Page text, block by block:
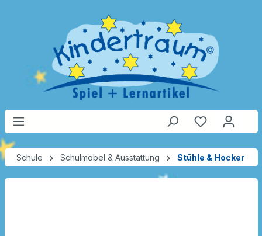
Schule Schulmöbel & Ausstattung Stühle & Hocker